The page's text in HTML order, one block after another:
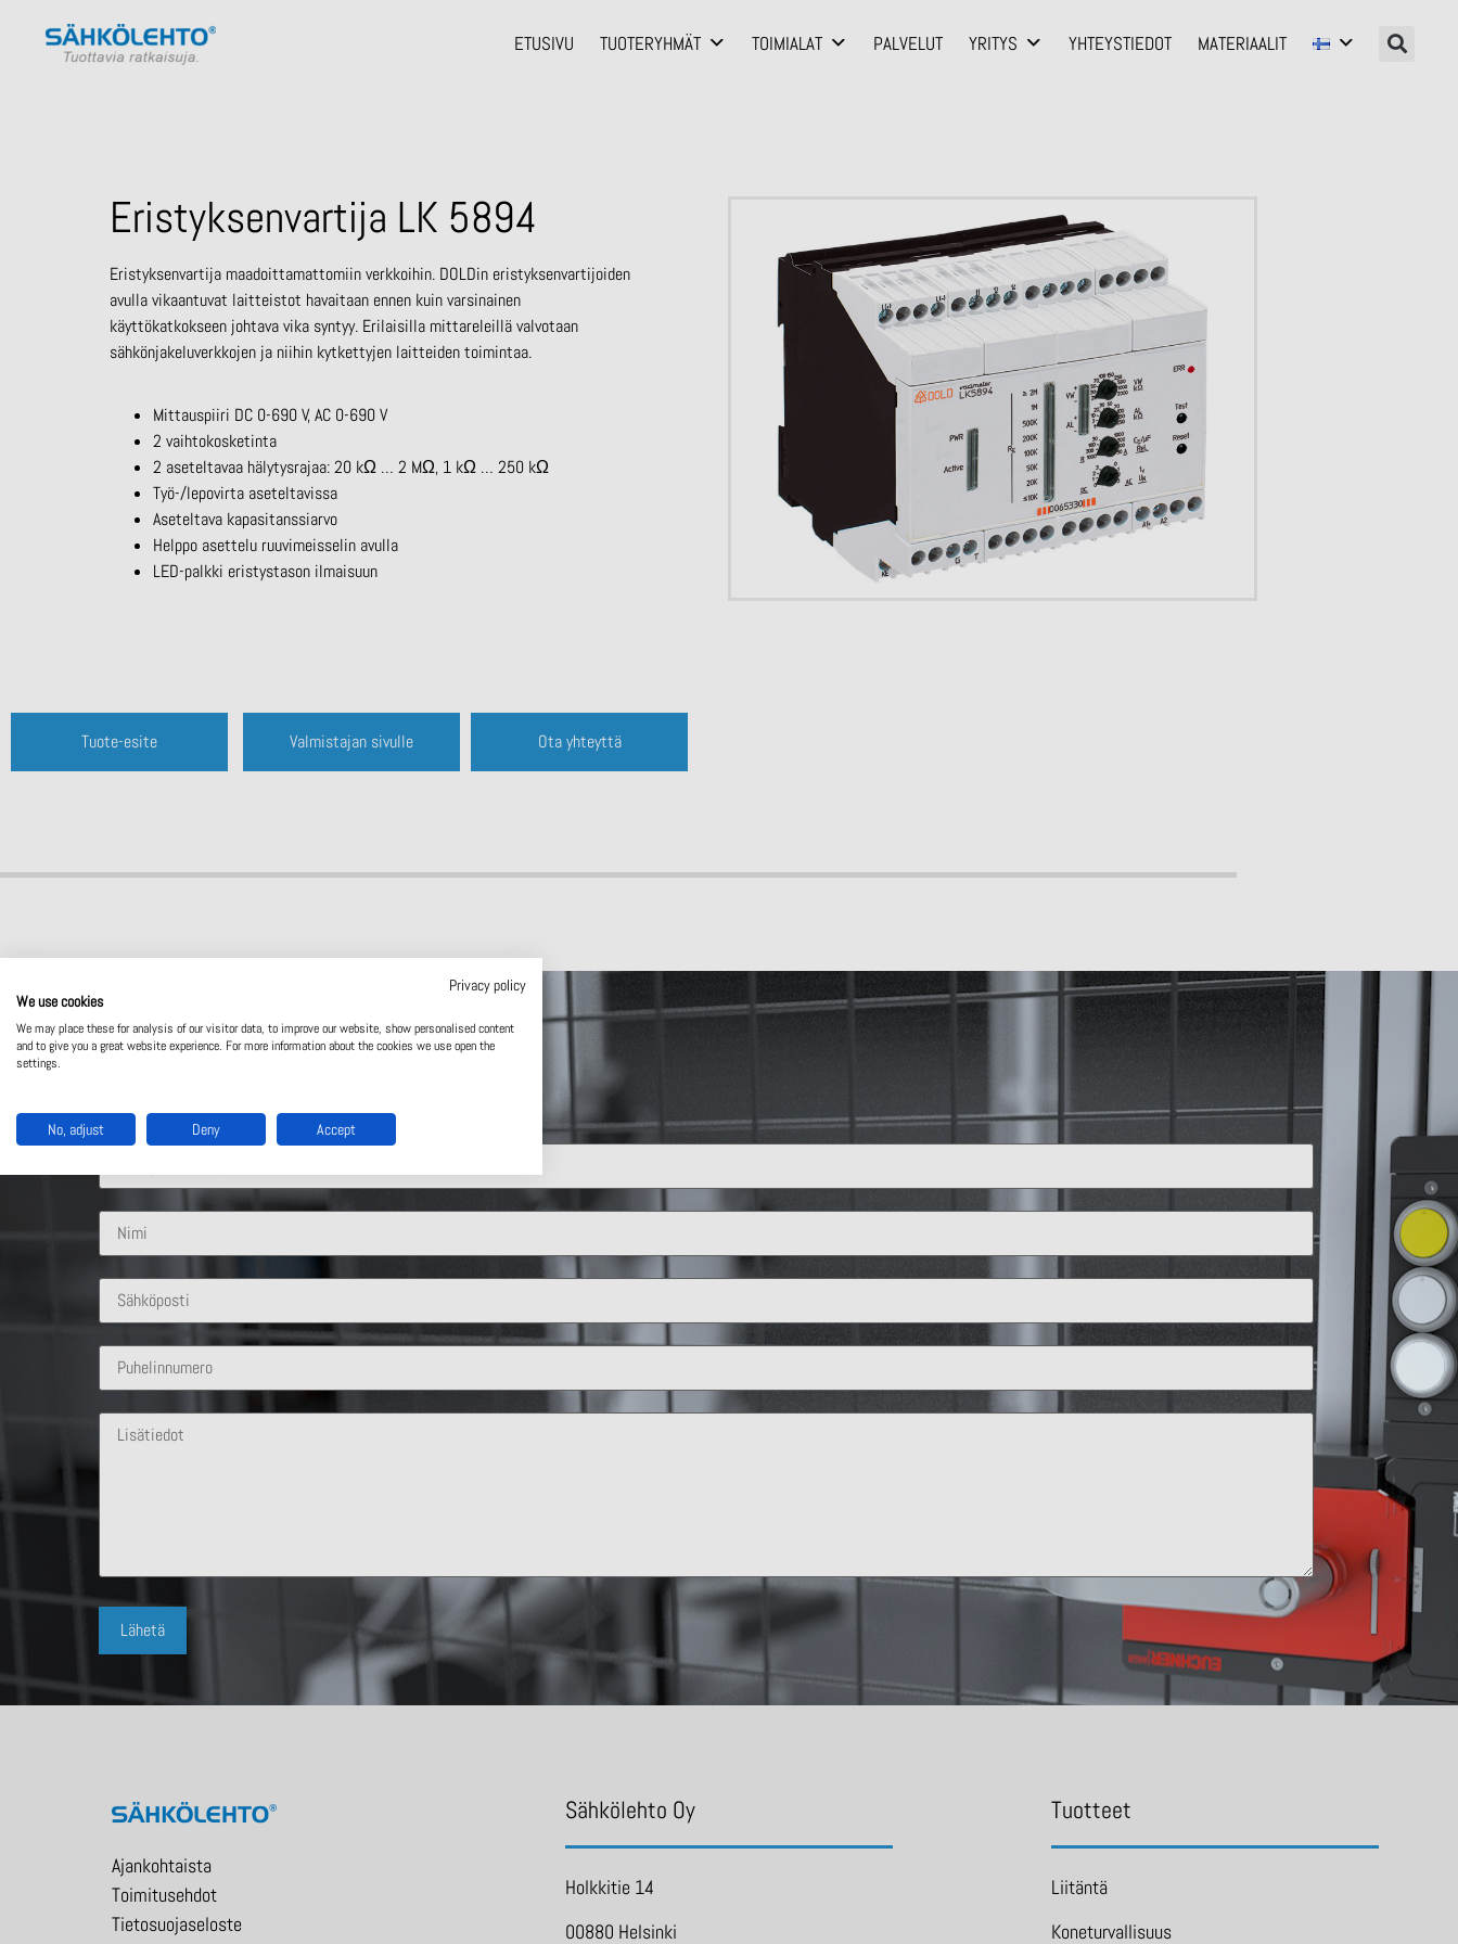
ETUSIVU TUOTERYHMÄT TOIMIALAT PALVELUT YRITYS YHTEYSTIEDOT MATERIAALIT
Eristyksenvartija LK 5894
Eristyksenvartija maadoittamattomiin verkkoihin. DOLDin eristyksenvartijoiden
avulla vikaantuvat laitteistot havaitaan ennen kuin varsinainen
käyttökatkokseen johtava vika syntyy. Erilaisilla mittareleillä valvotaan
sähkönjakeluverkkojen ja niihin kytkettyjen laitteiden toimintaa.
Mittauspiiri DC 0-690 V, AC 0-690 V
2 vaihtokosketinta
2 aseteltavaa hälytysrajaa: 20 kΩ … 2 MΩ, 1 kΩ … 250 kΩ
Työ-/lepovirta aseteltavissa
Aseteltava kapasitanssiarvo
Helppo asettelu ruuvimeisselin avulla
LED-palkki eristystason ilmaisuun
Tuote-esite Valmistajan sivulle Ota yhteyttä
Ota yhteyttä
Mistä ratkaisusta olet kiinnostunut?
Ajankohtaista
Toimitusehdot
Tietosuojaseloste
Sähkölehto Oy
Holkkitie 14
00880 Helsinki
Tuotteet
Liitäntä
Koneturvallisuus
Privacy policy
We use cookies
We may place these for analysis of our visitor data, to improve our website, show personalised content
and to give you a great website experience. For more information about the cookies we use open the
settings.
No, adjust Deny Accept